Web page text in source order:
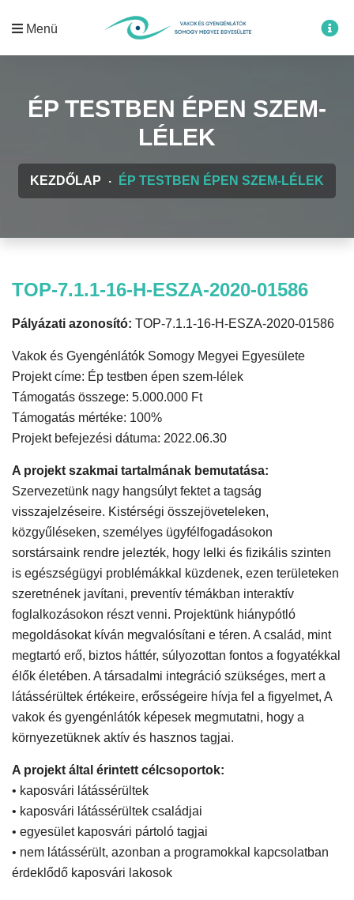
Menü
ÉP TESTBEN ÉPEN SZEM-
LÉLEK
KEZDŐLAP ÉP TESTBEN ÉPEN SZEM-LÉLEK
TOP-7.1.1-16-H-ESZA-2020-01586
Pályázati azonosító: TOP-7.1.1-16-H-ESZA-2020-01586
Vakok és Gyengénlátók Somogy Megyei Egyesülete
Projekt címe: Ép testben épen szem-lélek
Támogatás összege: 5.000.000 Ft
Támogatás mértéke: 100%
Projekt befejezési dátuma: 2022.06.30
A projekt szakmai tartalmának bemutatása:
Szervezetünk nagy hangsúlyt fektet a tagság
visszajelzéseire. Kistérségi összejöveteleken,
közgyűléseken, személyes ügyfélfogadásokon
sorstársaink rendre jelezték, hogy lelki és fizikális szinten
is egészségügyi problémákkal küzdenek, ezen területeken
szeretnének javítani, preventív témákban interaktív
foglalkozásokon részt venni. Projektünk hiánypótló
megoldásokat kíván megvalósítani e téren. A család, mint
megtartó erő, biztos háttér, súlyozottan fontos a fogyatékkal
élők életében. A társadalmi integráció szükséges, mert a
látássérültek értékeire, erősségeire hívja fel a figyelmet, A
vakok és gyengénlátók képesek megmutatni, hogy a
környezetüknek aktív és hasznos tagjai.
A projekt által érintett célcsoportok:
• kaposvári látássérültek
• kaposvári látássérültek családjai
• egyesület kaposvári pártoló tagjai
• nem látássérült, azonban a programokkal kapcsolatban
érdeklődő kaposvári lakosok